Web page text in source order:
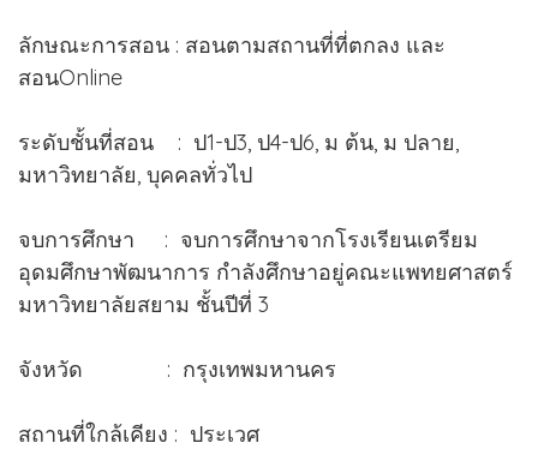
ลักษณะการสอน : สอนตามสถานที่ที่ตกลง และ
สอนOnline
ระดับชั้นที่สอน : ป1-ป3, ป4-ป6, ม ต้น, ม ปลาย,
มหาวิทยาลัย, บุคคลทั่วไป
จบการศึกษา : จบการศึกษาจากโรงเรียนเตรียม
อุดมศึกษาพัฒนาการ กำลังศึกษาอยู่คณะแพทยศาสตร์
มหาวิทยาลัยสยาม ชั้นปีที่ 3
จังหวัด : กรุงเทพมหานคร
สถานที่ใกล้เคียง : ประเวศ